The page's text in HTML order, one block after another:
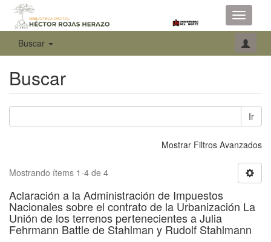
Toggle
Buscar
Buscar
Ir
Mostrar Filtros Avanzados
Mostrando ítems 1-4 de 4
Aclaración a la Administración de Impuestos
Nacionales sobre el contrato de la Urbanización La
Unión de los terrenos pertenecientes a Julia
Fehrmann Battle de Stahlman y Rudolf Stahlmann